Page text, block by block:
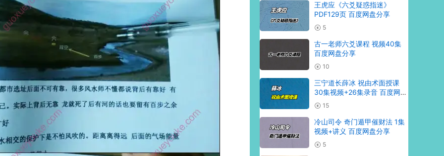
王虎应《六爻疑惑指迷》
PDF129页 百度网盘分享
5
古一老师六爻课程 视频40集
百度网盘分享
10
三宁道长薛冰 祝由术面授课
30集视频+26集录音 百度网盘
分享
15
冷山司令 奇门遁甲催财法 1集
视频+讲义 百度网盘分享
5